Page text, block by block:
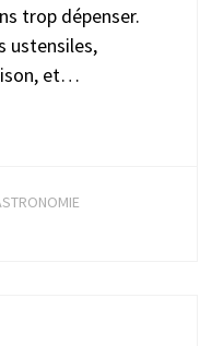
trop dépenser.
ustensiles,
et…